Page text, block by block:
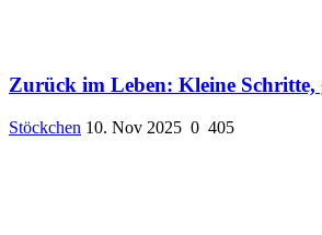
Zurück im Leben: Kleine
Stöckchen 10. Nov 2025 0 405